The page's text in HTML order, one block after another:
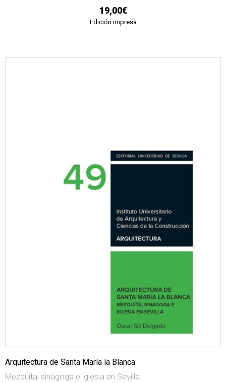
19,00€
Edición impresa
Arquitectura de Santa María la Blanca
Mezquita, sinagoga e iglesia en Sevilla